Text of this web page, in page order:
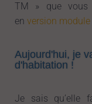
TM » que
en version module
Aujourd'hui, je
d'habitation !
Je sais qu’elle